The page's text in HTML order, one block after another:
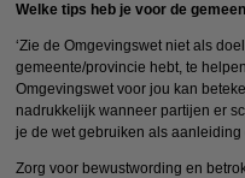
Welke tips heb je voor de
‘Zie de Omgevingswet niet als
gemeente/provincie hebt, te
Omgevingswet voor jou kan
nadrukkelijk wanneer partijen er
je de wet gebruiken als
Zorg voor bewustwording en